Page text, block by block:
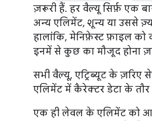
ज़रूरी हैं. हर वैल्यू सिर्फ़ एक
अन्य एलिमेंट, शून्य या उससे
हालांकि, मेनिफ़ेस्ट फ़ाइल को
इनमें से कुछ का मौजूद होना
सभी वैल्यू, एट्रिब्यूट के ज़रिए
एलिमेंट में कैरेक्टर डेटा के तौर
एक ही लेवल के एलिमेंट को